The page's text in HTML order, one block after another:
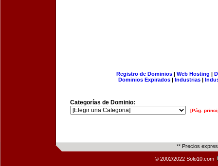
Registro de Dominios| Web Hosting |
Dominios Expirados | Industrias |
Categorías de Dominio:
[Pág.
** Precios
© 2002/2022 Solo10.com